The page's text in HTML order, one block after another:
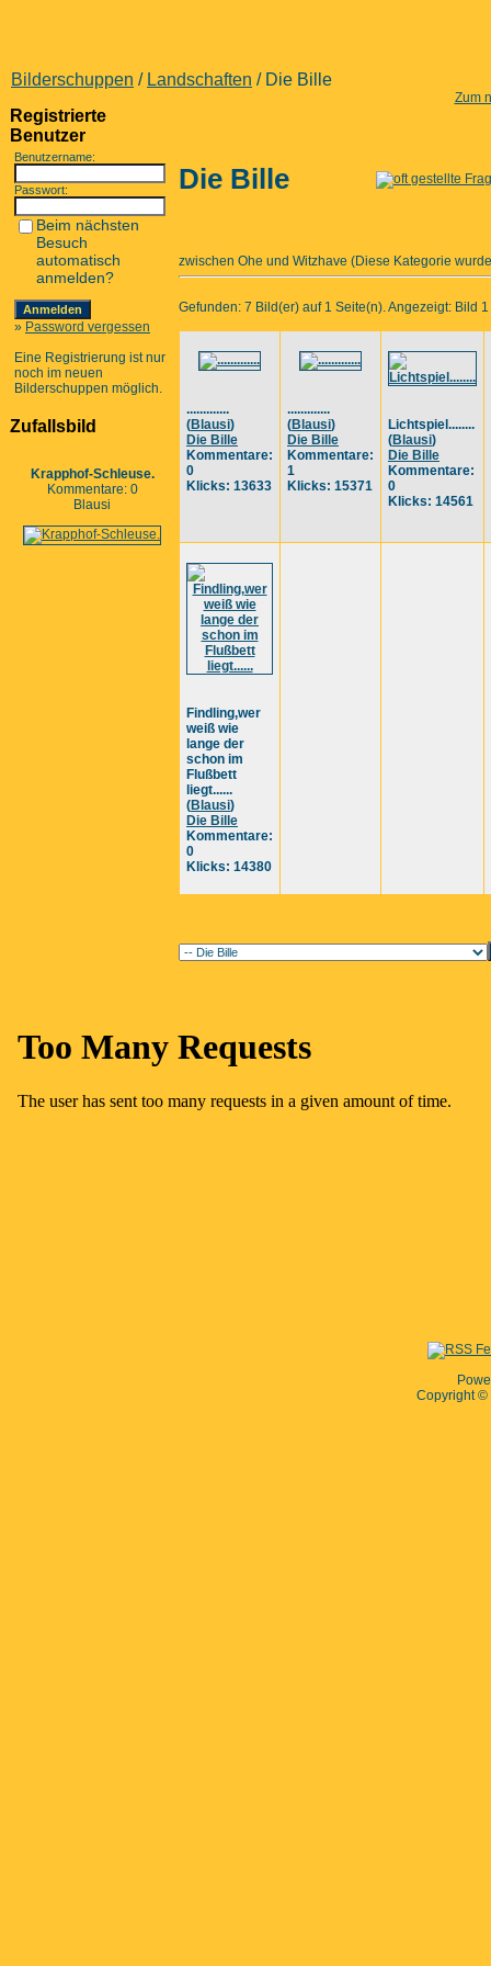
Bilderschuppen / Landschaften / Die Bille
Zum
Registrierte
Benutzer
Benutzername:
Passwort:
Beim nächsten
Besuch
automatisch
anmelden?
» Password vergessen
Eine Registrierung ist nur
noch im neuen
Bilderschuppen möglich.
Zufallsbild
Krapphof-Schleuse.
Kommentare: 0
Blausi
Die Bille
zwischen Ohe und Witzhave (Diese Kategorie
Gefunden: 7 Bild(er) auf 1 Seite(n). Angezeigt: Bild
.............
(Blausi)
Die Bille
Kommentare:
0
Klicks: 13633
.............
(Blausi)
Die Bille
Kommentare:
1
Klicks: 15371
Lichtspiel........
(Blausi)
Die Bille
Kommentare:
0
Klicks: 14561
Findling,wer
weiß wie
lange der
schon im
Flußbett
liegt......
(Blausi)
Die Bille
Kommentare:
0
Klicks: 14380
Copyright